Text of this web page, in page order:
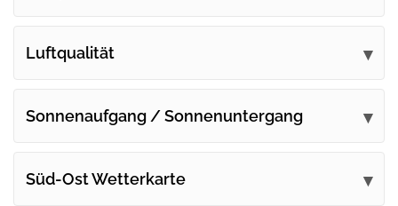
Luftqualität
Sonnenaufgang / Sonnenuntergang
Süd-Ost Wetterkarte